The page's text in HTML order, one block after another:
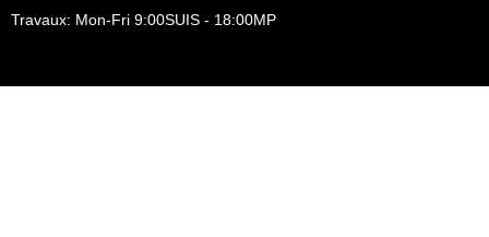
Travaux: Mon-Fri 9:00SUIS - 18:00MP